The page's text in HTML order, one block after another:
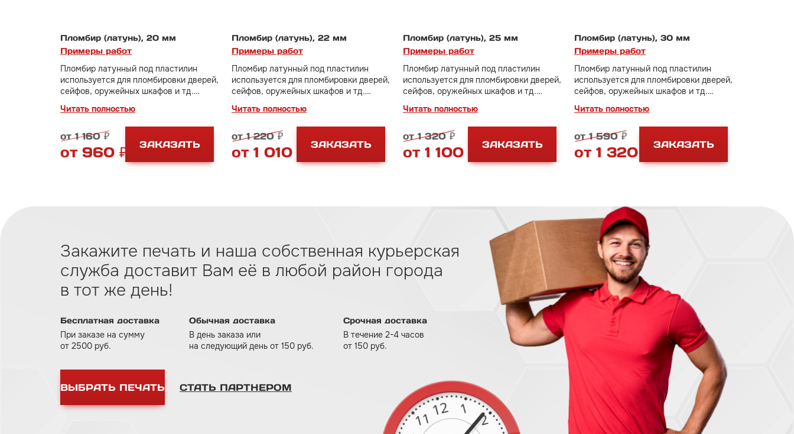
Пломбир (латунь), 20 мм
Примеры работ
Читать полностью
Пломбир латунный под пластилин
используется для пломбировки дверей,
сейфов, оружейных шкафов и тд.
от 1 160 ₽
от 960 ₽ ЗАКАЗАТЬ
Пломбир (латунь), 22 мм
Примеры работ
Читать полностью
Пломбир латунный под пластилин
используется для пломбировки дверей,
сейфов, оружейных шкафов и тд.
от 1 220 ₽
от 1 010 ₽ ЗАКАЗАТЬ
Пломбир (латунь), 25 мм
Примеры работ
Читать полностью
Пломбир латунный под пластилин
используется для пломбировки дверей,
сейфов, оружейных шкафов и тд.
от 1 320 ₽
от 1 100 ₽ ЗАКАЗАТЬ
Пломбир (латунь), 30 мм
Примеры работ
Читать полностью
Пломбир латунный под пластилин
используется для пломбировки дверей,
сейфов, оружейных шкафов и тд.
от 1 590 ₽
от 1 320 ₽ ЗАКАЗАТЬ
Закажите печать и наша собственная курьерская
служба доставит Вам eё в любой район города
в тот же день!
Бесплатная доставка
При заказе на сумму
от 2500 руб.
Обычная доставка
В день заказа или
на следующий день от 150 руб.
Срочная доставка
В течение 2-4 часов
от 150 руб.
ВЫБРАТЬ ПЕЧАТЬ СТАТЬ ПАРТНЕРОМ